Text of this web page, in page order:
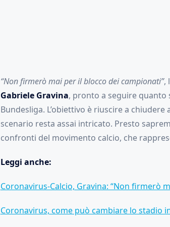
“Non firmerò mai per il blocco dei campionati”,
Gabriele Gravina, pronto a seguire quanto
Bundesliga. L’obiettivo è riuscire a
scenario resta assai intricato. Presto
confronti del movimento calcio, che
Leggi anche:
Coronavirus-Calcio, Gravina: “Non firmerò
Coronavirus, come può cambiare lo stadio